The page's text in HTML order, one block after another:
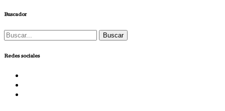
Buscador
Buscar:
Redes sociales